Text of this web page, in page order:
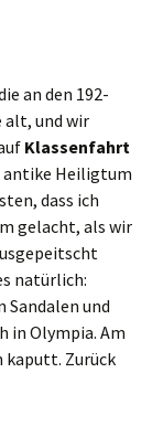
an den 192-
alt, und wir
Klassenfahrt
antike Heiligtum
dass ich
gelacht, als wir
natürlich:
Sandalen und
in Olympia. Am
kaputt. Zurück